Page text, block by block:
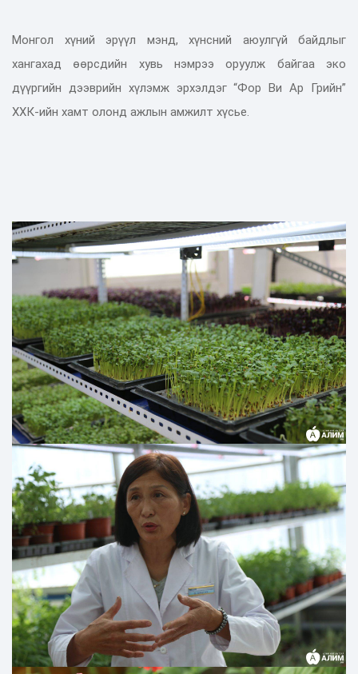
Монгол хүний эрүүл мэнд, хүнсний аюулгүй байдлыг
хангахад өөрсдийн хувь нэмрээ оруулж байгаа эко
дүүргийн дээврийн хүлэмж эрхэлдэг “Фор Ви Ар Грийн”
ХХК-ийн хамт олонд ажлын амжилт хүсье.